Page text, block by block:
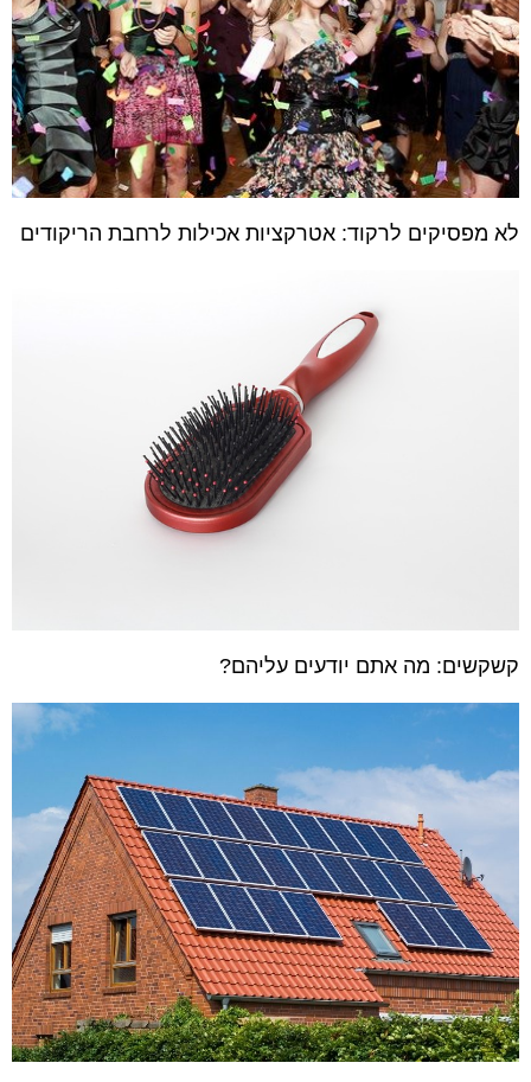
לא מפסיקים לרקוד: אטרקציות אכילות לרחבת הריקודים
קשקשים: מה אתם יודעים עליהם?